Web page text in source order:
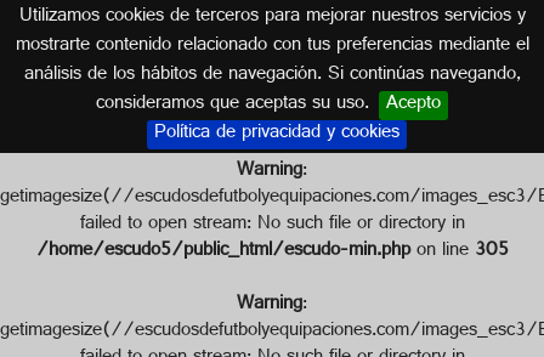
Utilizamos cookies de terceros para mejorar nuestros servicios y
mostrarte contenido relacionado con tus preferencias mediante el
análisis de los hábitos de navegación. Si continúas navegando,
consideramos que aceptas su uso. Acepto
Política de privacidad y cookies
Escudo de C.D. GUAYARMINA
ISLAS CANARIAS
Warning:
getimagesize(//escudosdefutbolyequipaciones.com/
failed to open stream: No such file or directory in
/home/escudo5/public_html/escudo-min.phpon line305
Warning:
getimagesize(//escudosdefutbolyequipaciones.com/